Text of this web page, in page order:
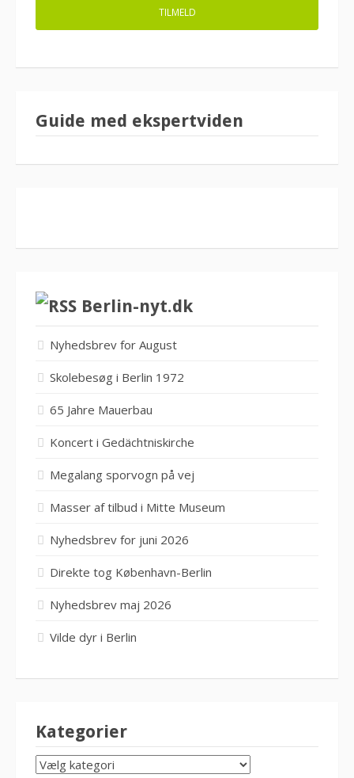
Guide med ekspertviden
Berlin-nyt.dk
Nyhedsbrev for August
Skolebesøg i Berlin 1972
65 Jahre Mauerbau
Koncert i Gedächtniskirche
Megalang sporvogn på vej
Masser af tilbud i Mitte Museum
Nyhedsbrev for juni 2026
Direkte tog København-Berlin
Nyhedsbrev maj 2026
Vilde dyr i Berlin
Kategorier
KATEGORIER